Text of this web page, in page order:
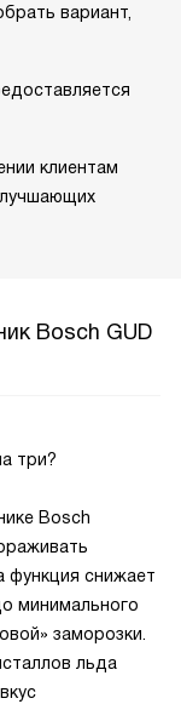
вариант,
клиентам
Bosch GUD
три?
Bosch
функция снижает
минимального
заморозки.
льда